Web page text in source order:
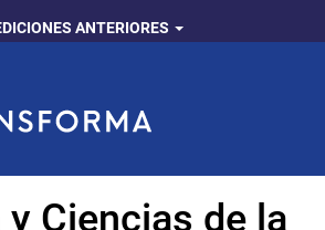
ANTERIORES
Ciencias de la